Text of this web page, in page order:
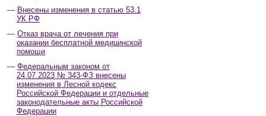
Внесены изменения в статью 53.1
УК РФ
Отказ врача от лечения при
оказании бесплатной медицинской
помощи
Федеральным законом от
24.07.2023 № 343-ФЗ внесены
изменения в Лесной кодекс
Российской Федерации и отдельные
законодательные акты Российской
Федерации